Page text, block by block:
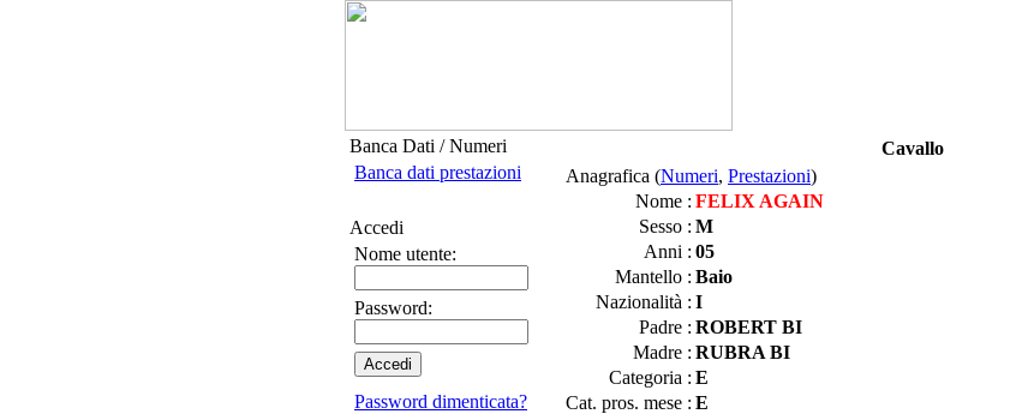
Banca Dati / Numeri
Banca dati prestazioni
Accedi
Nome utente:
Password:
Password dimenticata?
Cavallo
Anagrafica (Numeri, Prestazioni)
Nome : FELIX AGAIN
Sesso : M
Anni : 05
Mantello : Baio
Nazionalità : I
Padre : ROBERT BI
Madre : RUBRA BI
Categoria : E
Cat. pros. mese : E